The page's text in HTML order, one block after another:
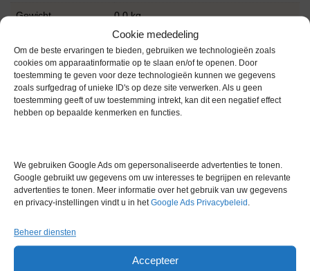
Cookie mededeling
Om de beste ervaringen te bieden, gebruiken we technologieën zoals
cookies om apparaatinformatie op te slaan en/of te openen. Door
toestemming te geven voor deze technologieën kunnen we gegevens
zoals surfgedrag of unieke ID's op deze site verwerken. Als u geen
toestemming geeft of uw toestemming intrekt, kan dit een negatief effect
hebben op bepaalde kenmerken en functies.
We gebruiken Google Ads om gepersonaliseerde advertenties te tonen.
Google gebruikt uw gegevens om uw interesses te begrijpen en relevante
advertenties te tonen. Meer informatie over het gebruik van uw gegevens
en privacy-instellingen vindt u in hetGoogle Ads Privacybeleid .
Beheer diensten
Accepteer
Gewicht 0,0 kg
6 maanden
Conditie Gebruikt in goede conditie
Merk Bio-Rad
Gerelateerde producten
Voorraad